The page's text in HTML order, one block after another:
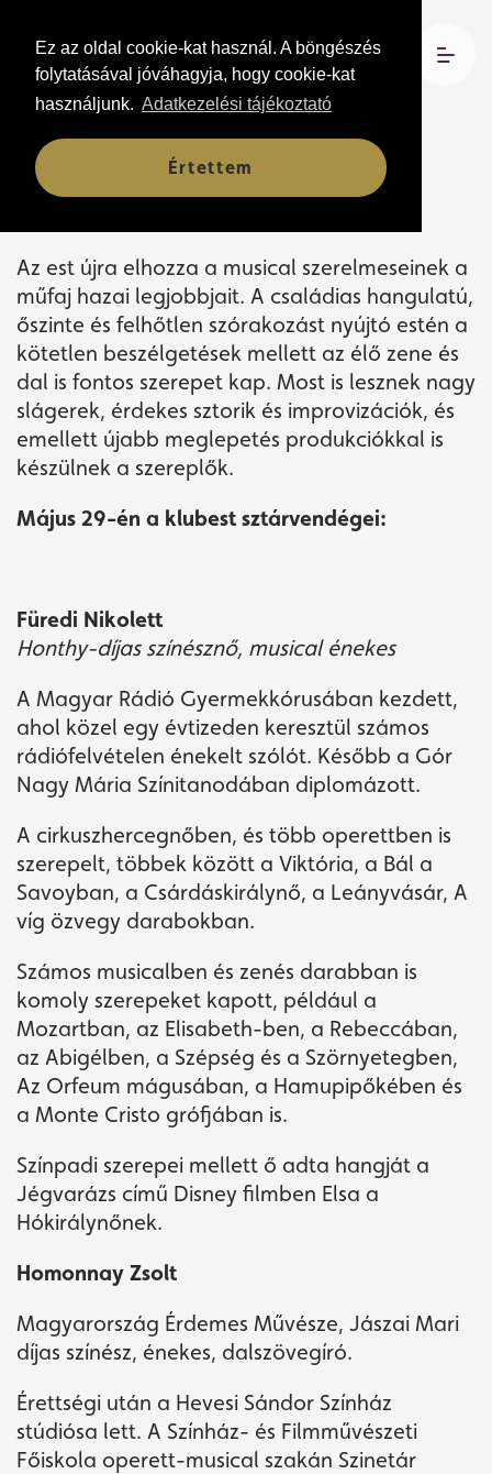
Ez az oldal cookie-kat használ. A böngészés
folytatásával jóváhagyja, hogy cookie-kat
használjunk. Adatkezelési tájékoztató
Értettem
2026. május 29. 19:00
Csokonai Fórum, Latinovits Zoltán Terem
Május 29-én ismét
Debrecenbe érkezik a
Az est újra elhozza a musical szerelmeseinek a
műfaj hazai legjobbjait. A családias hangulatú,
őszinte és felhőtlen szórakozást nyújtó estén a
kötetlen beszélgetések mellett az élő zene és
dal is fontos szerepet kap. Most is lesznek nagy
slágerek, érdekes sztorik és improvizációk, és
emellett újabb meglepetés produkciókkal is
készülnek a szereplők.
Május 29-én a klubest sztárvendégei:
Füredi Nikolett
Honthy-díjas színésznő, musical énekes
A Magyar Rádió Gyermekkórusában kezdett,
ahol közel egy évtizeden keresztül számos
rádiófelvételen énekelt szólót. Később a Gór
Nagy Mária Színitanodában diplomázott.
A cirkuszhercegnőben, és több operettben is
szerepelt, többek között a Viktória, a Bál a
Savoyban, a Csárdáskirálynő, a Leányvásár, A
víg özvegy darabokban.
Számos musicalben és zenés darabban is
komoly szerepeket kapott, például a
Mozartban, az Elisabeth-ben, a Rebeccában,
az Abigélben, a Szépség és a Szörnyetegben,
Az Orfeum mágusában, a Hamupipőkében és
a Monte Cristo grófjában is.
Színpadi szerepei mellett ő adta hangját a
Jégvarázs című Disney filmben Elsa a
Hókirálynőnek.
Homonnay Zsolt
Magyarország Érdemes Művésze, Jászai Mari
díjas színész, énekes, dalszövegíró.
Érettségi után a Hevesi Sándor Színház
stúdiósa lett. A Színház- és Filmművészeti
Főiskola operett-musical szakán Szinetár